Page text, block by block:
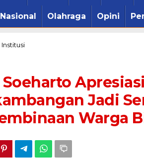
Nasional Olahraga Opini
InstitusiTitiek
Nusakambangan
Jadi
Sentra
Ketahanan
Pangan
Pembinaan
Warga
Jadi
Warga